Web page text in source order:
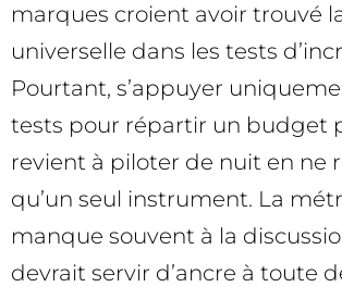
marques croient avoir trouvé
universelle dans les tests
Pourtant, s’appuyer
tests pour répartir un budget
revient à piloter de nuit en ne
qu’un seul instrument. La
manque souvent à la
devrait servir d’ancre à toute